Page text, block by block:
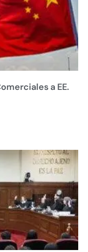
a EE.